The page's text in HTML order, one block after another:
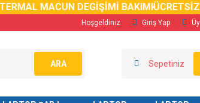
MACUN DEGİŞİMİ BAKIMIÜCRETSİZ
Hoşgeldiniz Giriş Yap
ARA Sepetiniz